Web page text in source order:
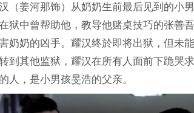
（姜河那饰）从奶奶生前最后见到的小
狱中曾帮助他，教导他赌桌技巧的张善
奶奶的凶手。耀汉终於即将出狱，但未
到其他监狱，耀汉在所有人面前下跪哭
人，是小男孩旻浩的父亲。